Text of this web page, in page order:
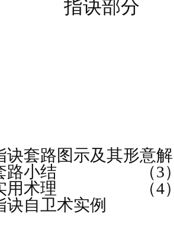
指诀部分
诀套路图示及其形意解
路小结 （3
用术理 （4
诀自卫术实例